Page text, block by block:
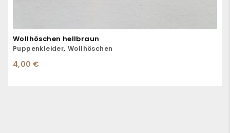
Wollhöschen hellbraun
Puppenkleider,Wollhöschen
4,00 €